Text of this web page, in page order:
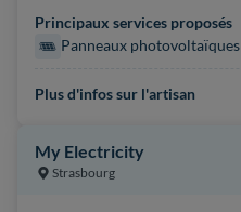
Principaux services proposés
Panneaux photovoltaïques
Plus d'infos sur l'artisan
My Electricity
Strasbourg